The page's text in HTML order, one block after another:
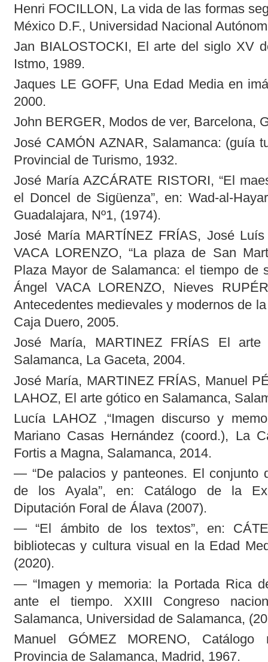
Henri FOCILLON, La vida de las formas
México D.F., Universidad Nacional
Jan BIALOSTOCKI, El arte del siglo XV
Istmo, 1989.
Jaques LE GOFF, Una Edad Media en
2000.
John BERGER, Modos de ver, Barcelona,
José CAMÓN AZNAR, Salamanca: (guía
Provincial de Turismo, 1932.
José María AZCÁRATE RISTORI, “El
el Doncel de Sigüenza”, en: Wad-al-
Guadalajara, Nº1, (1974).
José María MARTÍNEZ FRÍAS, José
VACA LORENZO, “La plaza de San
Plaza Mayor de Salamanca: el tiempo de
Ángel VACA LORENZO, Nieves
Antecedentes medievales y modernos de
Caja Duero, 2005.
José María, MARTINEZ FRÍAS El arte
Salamanca, La Gaceta, 2004.
José María, MARTINEZ FRÍAS, Manuel
LAHOZ, El arte gótico en Salamanca,
Lucía LAHOZ ,“Imagen discurso y
Mariano Casas Hernández (coord.), La
Fortis a Magna, Salamanca, 2014.
— “De palacios y panteones. El conjunto
de los Ayala”, en: Catálogo de la
Diputación Foral de Álava (2007).
— “El ámbito de los textos”, en:
bibliotecas y cultura visual en la Edad
(2020).
— “Imagen y memoria: la Portada Rica
ante el tiempo. XXIII Congreso
Salamanca, Universidad de Salamanca,
Manuel GÓMEZ MORENO, Catálogo
Provincia de Salamanca, Madrid, 1967.